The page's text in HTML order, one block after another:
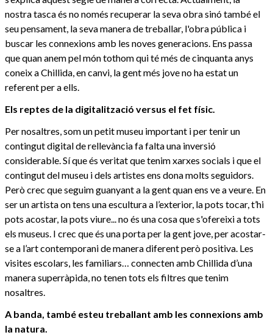
nostra tasca és no només recuperar la seva obra sinó també el
seu pensament, la seva manera de treballar, l'obra pública i
buscar les connexions amb les noves generacions. Ens passa
que quan anem pel món tothom qui té més de cinquanta anys
coneix a Chillida, en canvi, la gent més jove no ha estat un
referent per a ells.
Els reptes de la digitalització versus el fet físic.
Per nosaltres, som un petit museu important i per tenir un
contingut digital de rellevància fa falta una inversió
considerable. Sí que és veritat que tenim xarxes socials i que el
contingut del museu i dels artistes ens dona molts seguidors.
Però crec que seguim guanyant a la gent quan ens ve a veure. En
ser un artista on tens una escultura a l’exterior, la pots tocar, t’hi
pots acostar, la pots viure... no és una cosa que s'ofereixi a tots
els museus. I crec que és una porta per la gent jove, per acostar-
se a l’art contemporani de manera diferent però positiva. Les
visites escolars, les familiars… connecten amb Chillida d’una
manera superràpida, no tenen tots els filtres que tenim
nosaltres.
A banda, també esteu treballant amb les connexions amb
la natura.